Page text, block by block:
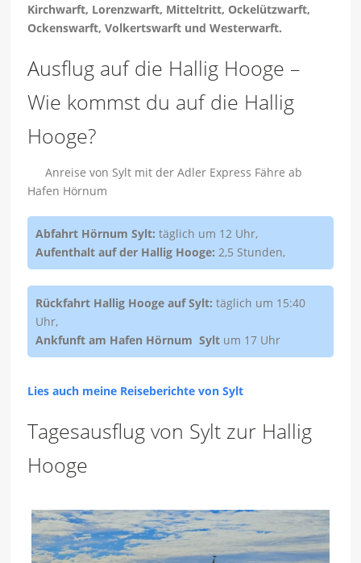
Kirchwarft, Lorenzwarft, Mitteltritt, Ockelützwarft,
Ockenswarft, Volkertswarft und Westerwarft.
Ausflug auf die Hallig Hooge –
Wie kommst du auf die Hallig
Hooge?
Anreise von Sylt mit der Adler Express Fähre ab
Hafen Hörnum
Abfahrt Hörnum Sylt:täglich um 12 Uhr,
Aufenthalt auf der Hallig Hooge: 2,5 Stunden,
Rückfahrt Hallig Hooge auf Sylt: täglich um 15:40
Uhr,
Ankfunft am Hafen Hörnum Sylt um 17 Uhr
Lies auch meine Reiseberichte von Sylt
Tagesausflug von Sylt zur Hallig
Hooge